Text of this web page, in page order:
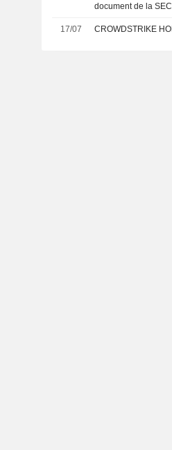
document de la SEC
17/07